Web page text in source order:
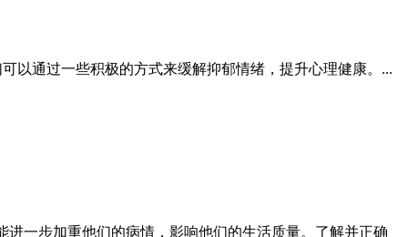
以通过一些积极的方式来缓解抑郁情绪，提升心理健康。...
一步加重他们的病情，影响他们的生活质量。了解并正确